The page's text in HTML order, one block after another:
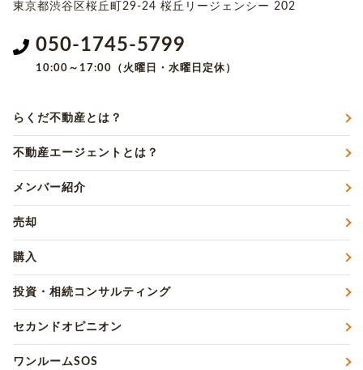
東京都渋谷区桜丘町29-24 桜丘リージェンシー 202
050-1745-5799
10:00～17:00（火曜日・水曜日定休）
らくだ不動産とは？
不動産エージェントとは？
メンバー紹介
売却
購入
投資・相続コンサルティング
セカンドオピニオン
ワンルームSOS